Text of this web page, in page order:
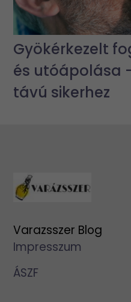
Gyökérkezelt
és utóápolása
távú sikerhez
Varazsszer Blog
Impresszum
ÁSZF